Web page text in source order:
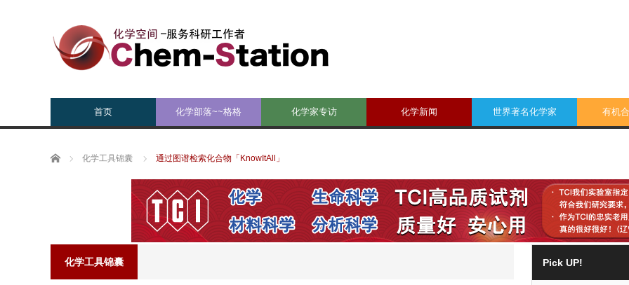
首页 化学部落~~格格 化学家专访 化学新闻 世界著名化学家 有机
Home 化学工具锦囊 通过图谱检索化合物「KnowItAll」
化学工具锦囊 Pick UP!